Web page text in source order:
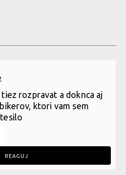
rozpravat a doknca aj
ktori vam sem
REAGUJ